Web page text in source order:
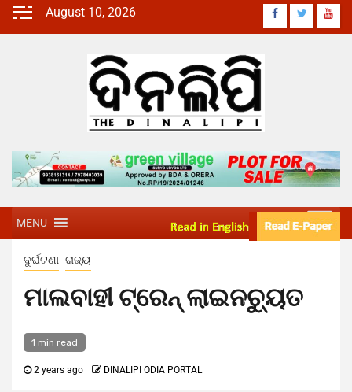
August 10, 2026
MENU
ଦୁର୍ଘଟଣା ରାଜ୍ୟ
ମାଲବାହୀ ଟ୍ରେନ୍ ଲାଇନଚ୍ୟୁତ
1 min read
2 years ago DINALIPI ODIA PORTAL